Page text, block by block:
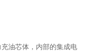
油芯体，内部的集成电